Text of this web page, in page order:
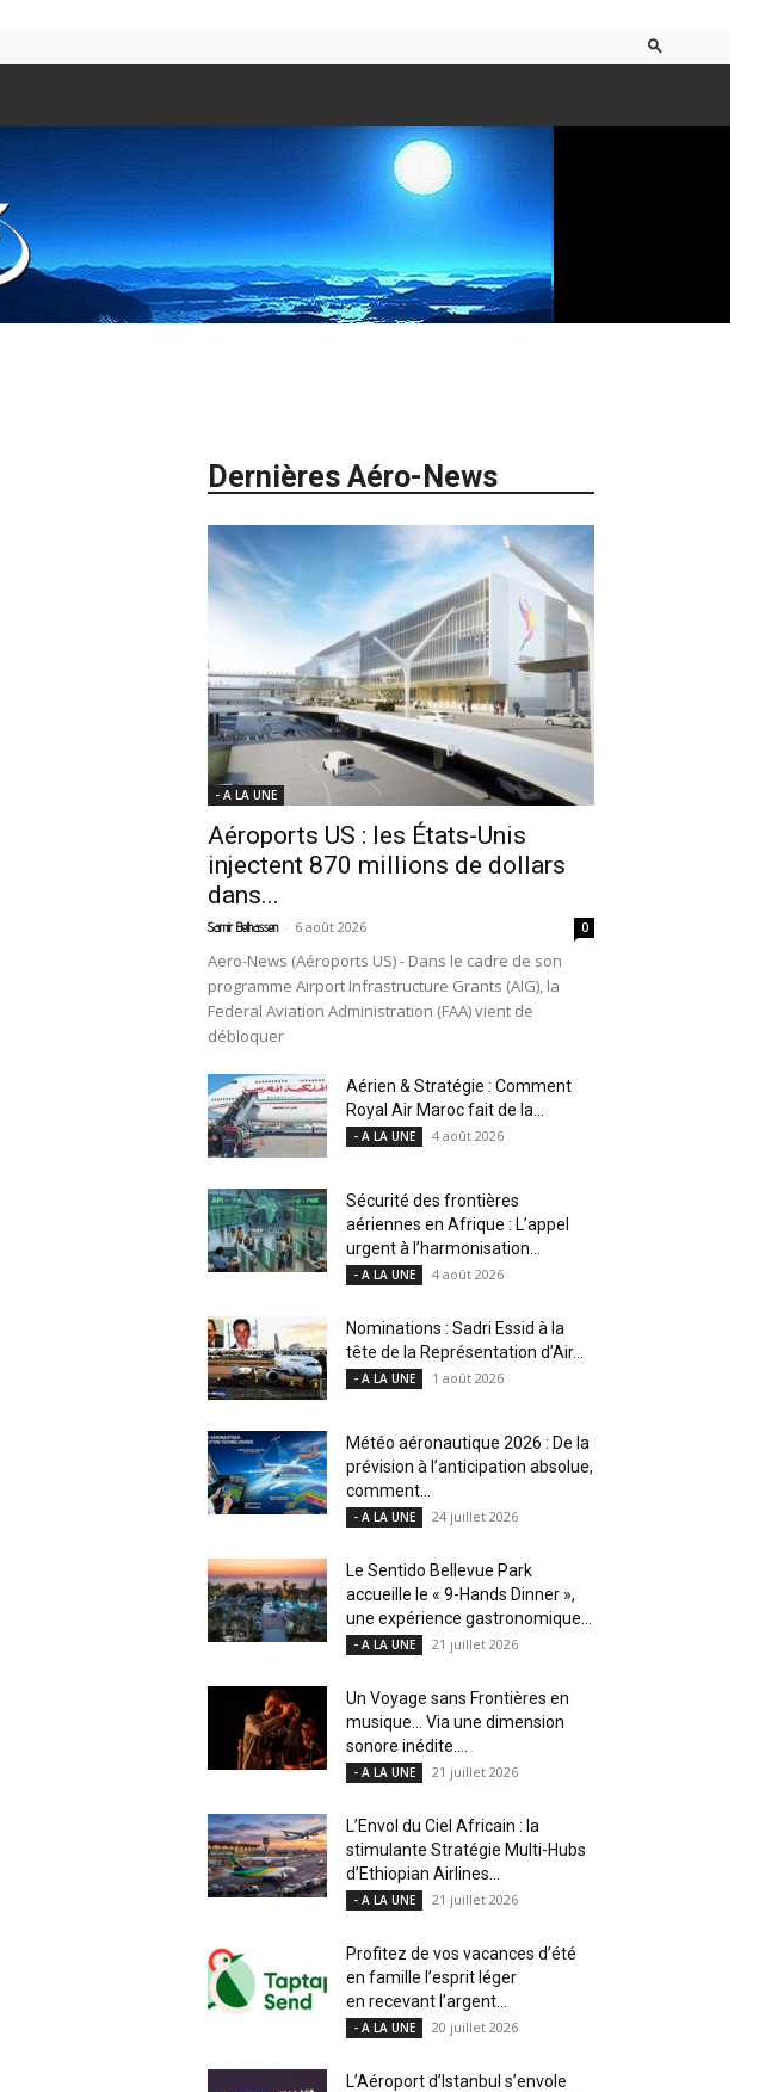
Dernières Aéro-News
- A LA UNE
Aéroports US : les États-Unis
injectent 870 millions de dollars
dans...
Samir Belhassen - 6 août 2026 0
Aero-News (Aéroports US) - Dans le cadre de son
programme Airport Infrastructure Grants (AIG), la
Federal Aviation Administration (FAA) vient de
débloquer
Aérien & Stratégie : Comment
Royal Air Maroc fait de la...
- A LA UNE 4 août 2026
Sécurité des frontières
aériennes en Afrique : L’appel
urgent à l’harmonisation...
- A LA UNE 4 août 2026
Nominations : Sadri Essid à la
tête de la Représentation d’Air...
- A LA UNE 1 août 2026
Météo aéronautique 2026 : De la
prévision à l’anticipation absolue,
comment...
- A LA UNE 24 juillet 2026
Le Sentido Bellevue Park
accueille le « 9-Hands Dinner »,
une expérience gastronomique...
- A LA UNE 21 juillet 2026
Un Voyage sans Frontières en
musique… Via une dimension
sonore inédite....
- A LA UNE 21 juillet 2026
L’Envol du Ciel Africain : la
stimulante Stratégie Multi-Hubs
d’Ethiopian Airlines...
- A LA UNE 21 juillet 2026
Profitez de vos vacances d’été
en famille l’esprit léger
en recevant l’argent...
- A LA UNE 20 juillet 2026
L’Aéroport d’Istanbul s’envole